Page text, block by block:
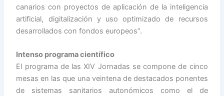
canarios con proyectos de aplicación de la inteligencia
artificial, digitalización y uso optimizado de recursos
desarrollados con fondos europeos”.
Intenso programa científico
El programa de las XIV Jornadas se compone de cinco
mesas en las que una veintena de destacados ponentes
de sistemas sanitarios autonómicos como el de